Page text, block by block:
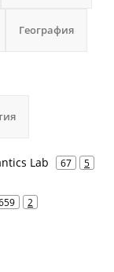
География
Lab 67 5
2